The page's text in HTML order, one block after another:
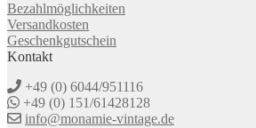
Bezahlmöglichkeiten
Versandkosten
Geschenkgutschein
Kontakt
+49 (0) 6044/951116
+49 (0) 151/61428128
info@monamie-vintage.de